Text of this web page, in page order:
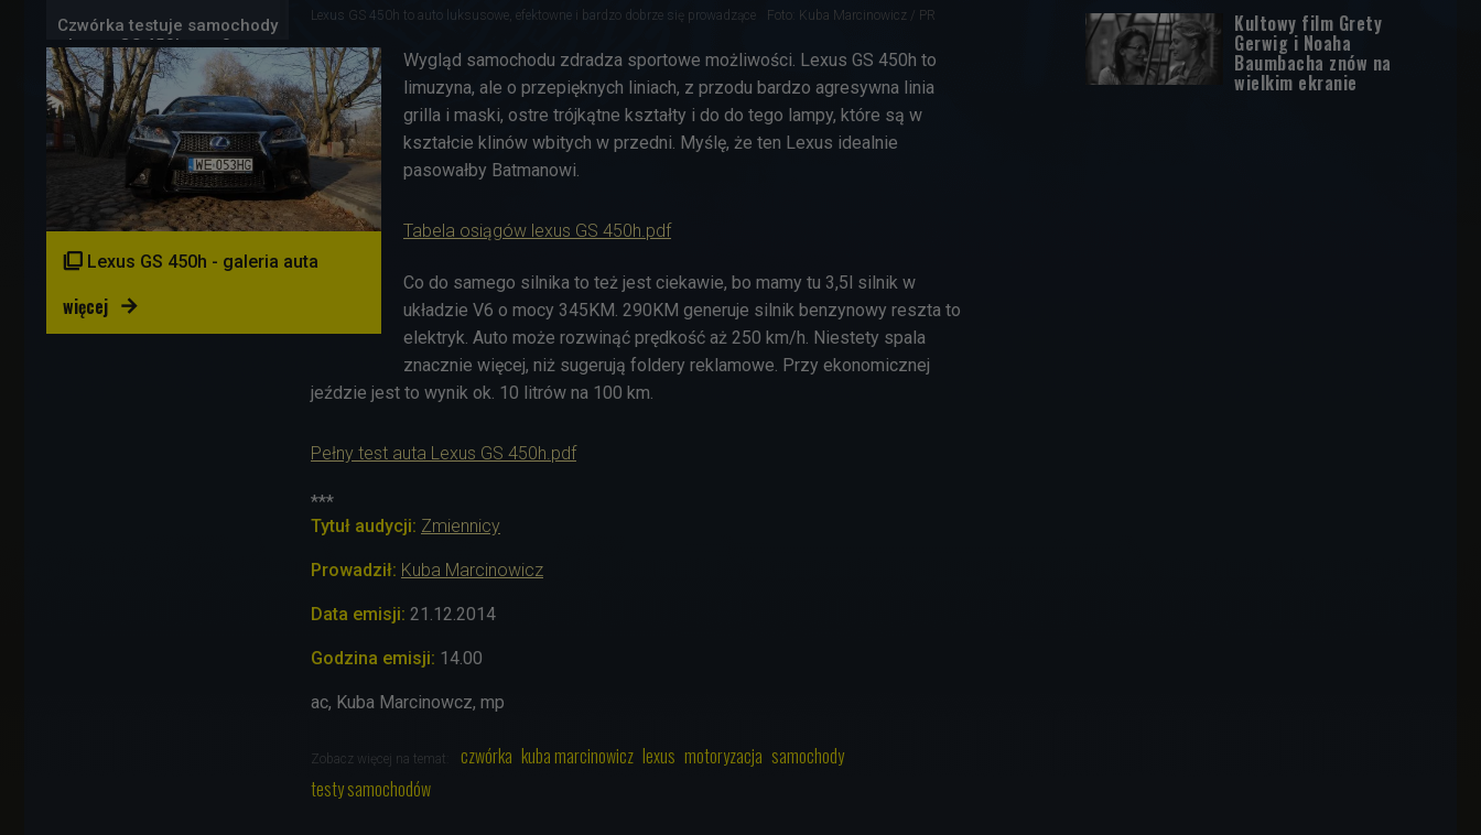
Czwórka testuje samochody
- Lexus GS 450h, cz. 3
(Czwórka/Zmiennicy)
Lexus GS 450h to auto luksusowe, efektowne i bardzo dobrze się prowadzące Foto: Kuba Marcinowicz / PR
GALERIA
 Lexus GS 450h - galeria auta
więcej 
Wygląd samochodu zdradza sportowe możliwości. Lexus GS 450h to
limuzyna, ale o przepięknych liniach, z przodu bardzo agresywna linia
grilla i maski, ostre trójkątne kształty i do do tego lampy, które są w
kształcie klinów wbitych w przedni. Myślę, że ten Lexus idealnie
pasowałby Batmanowi.
Tabela osiągów lexus GS 450h.pdf
Co do samego silnika to też jest ciekawie, bo mamy tu 3,5l silnik w
układzie V6 o mocy 345KM. 290KM generuje silnik benzynowy reszta to
elektryk. Auto może rozwinąć prędkość aż 250 km/h. Niestety spala
znacznie więcej, niż sugerują foldery reklamowe. Przy ekonomicznej
jeździe jest to wynik ok. 10 litrów na 100 km.
Pełny test auta Lexus GS 450h.pdf
***
Tytuł audycji: Zmiennicy
Prowadził: Kuba Marcinowicz
Data emisji: 21.12.2014
Godzina emisji: 14.00
ac, Kuba Marcinowcz, mp
Zobacz więcej na temat: czwórka kuba marcinowicz lexus motoryzacja samochody
testy samochodów
Kultowy film Grety
Gerwig i Noaha
Baumbacha znów na
wielkim ekranie